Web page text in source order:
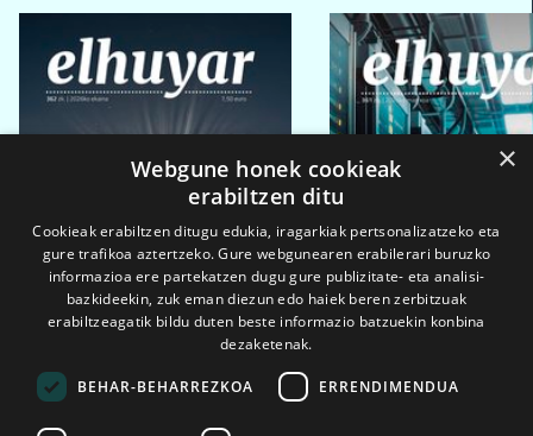
×
Webgune honek cookieak
erabiltzen ditu
Cookieak erabiltzen ditugu edukia, iragarkiak pertsonalizatzeko eta
gure trafikoa aztertzeko. Gure webgunearen erabilerari buruzko
informazioa ere partekatzen dugu gure publizitate- eta analisi-
bazkideekin, zuk eman diezun edo haiek beren zerbitzuak
erabiltzeagatik bildu duten beste informazio batzuekin konbina
dezaketenak.
BEHAR-BEHARREZKOA ERRENDIMENDUA